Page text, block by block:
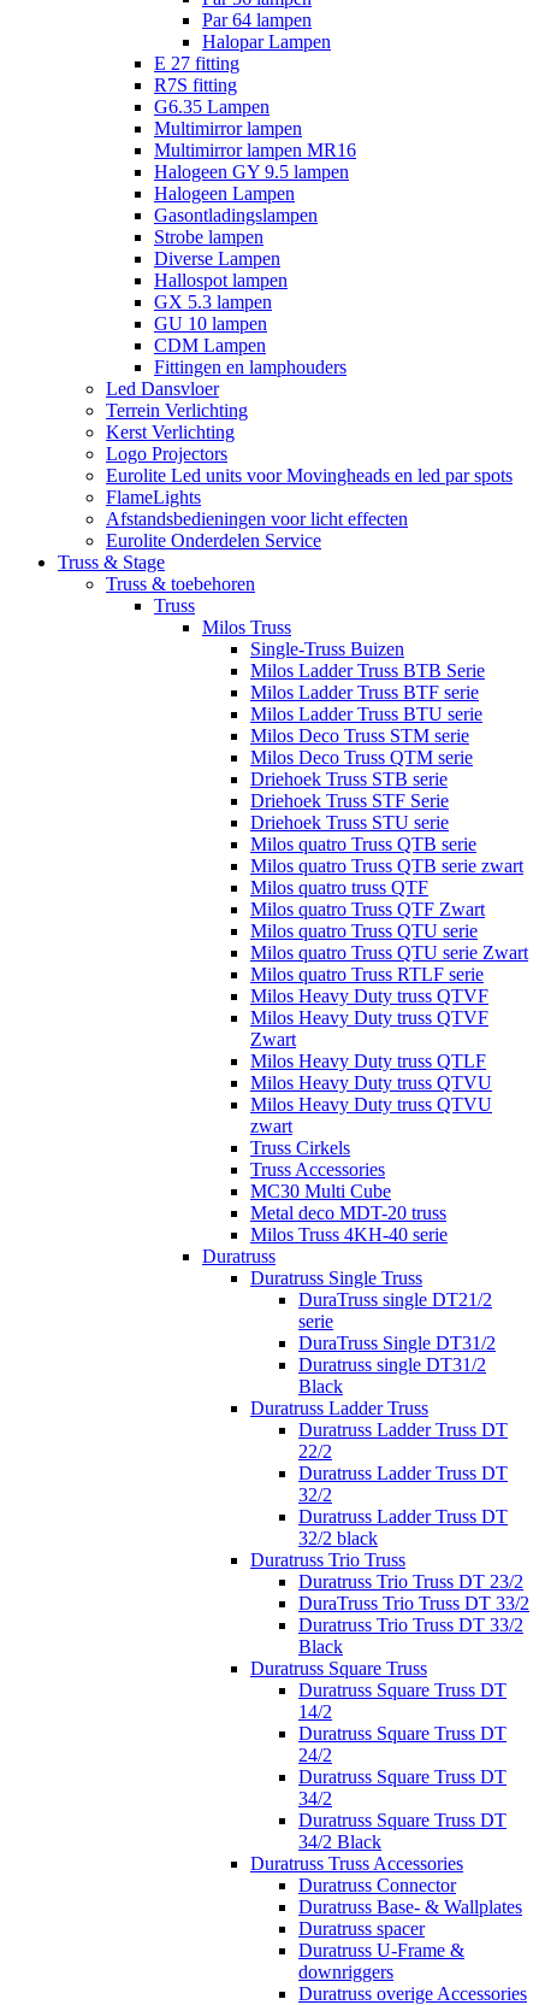
Par 64 lampen
Halopar Lampen
E 27 fitting
R7S fitting
G6.35 Lampen
Multimirror lampen
Multimirror lampen MR16
Halogeen GY 9.5 lampen
Halogeen Lampen
Gasontladingslampen
Strobe lampen
Diverse Lampen
Hallospot lampen
GX 5.3 lampen
GU 10 lampen
CDM Lampen
Fittingen en lamphouders
Led Dansvloer
Terrein Verlichting
Kerst Verlichting
Logo Projectors
Eurolite Led units voor Movingheads en led par spots
FlameLights
Afstandsbedieningen voor licht effecten
Eurolite Onderdelen Service
Truss & Stage
Truss & toebehoren
Truss
Milos Truss
Single-Truss Buizen
Milos Ladder Truss BTB Serie
Milos Ladder Truss BTF serie
Milos Ladder Truss BTU serie
Milos Deco Truss STM serie
Milos Deco Truss QTM serie
Driehoek Truss STB serie
Driehoek Truss STF Serie
Driehoek Truss STU serie
Milos quatro Truss QTB serie
Milos quatro Truss QTB serie zwart
Milos quatro truss QTF
Milos quatro Truss QTF Zwart
Milos quatro Truss QTU serie
Milos quatro Truss QTU serie Zwart
Milos quatro Truss RTLF serie
Milos Heavy Duty truss QTVF
Milos Heavy Duty truss QTVF
Zwart
Milos Heavy Duty truss QTLF
Milos Heavy Duty truss QTVU
Milos Heavy Duty truss QTVU
zwart
Truss Cirkels
Truss Accessories
MC30 Multi Cube
Metal deco MDT-20 truss
Milos Truss 4KH-40 serie
Duratruss
Duratruss Single Truss
DuraTruss single DT21/2
serie
DuraTruss Single DT31/2
Duratruss single DT31/2
Black
Duratruss Ladder Truss
Duratruss Ladder Truss DT
22/2
Duratruss Ladder Truss DT
32/2
Duratruss Ladder Truss DT
32/2 black
Duratruss Trio Truss
Duratruss Trio Truss DT 23/2
DuraTruss Trio Truss DT 33/2
Duratruss Trio Truss DT 33/2
Black
Duratruss Square Truss
Duratruss Square Truss DT
14/2
Duratruss Square Truss DT
24/2
Duratruss Square Truss DT
34/2
Duratruss Square Truss DT
34/2 Black
Duratruss Truss Accessories
Duratruss Connector
Duratruss Base- & Wallplates
Duratruss spacer
Duratruss U-Frame &
downriggers
Duratruss overige Accessories